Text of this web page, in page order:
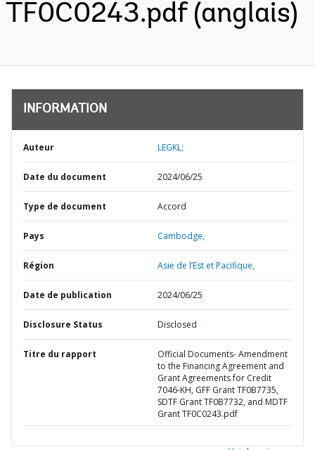
TF0C0243.pdf (anglais)
INFORMATION
Auteur LEGKL;
Date du document 2024/06/25
Type de document Accord
Pays Cambodge,
Région Asie de l’Est et Pacifique,
Date de publication 2024/06/25
Disclosure Status Disclosed
Titre du rapport
Official Documents- Amendment
to the Financing Agreement and
Grant Agreements for Credit
7046-KH, GFF Grant TF0B7735,
SDTF Grant TF0B7732, and MDTF
Grant TF0C0243.pdf